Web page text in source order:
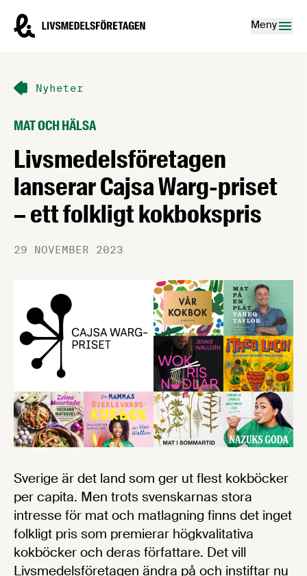
Livsmedelsföretagen – till startsidan
Meny
Nyheter
MAT OCH HÄLSA
Livsmedelsföretagen
lanserar Cajsa Warg-priset
– ett folkligt kokbokspris
29 NOVEMBER 2023
Sverige är det land som ger ut flest kokböcker
per capita. Men trots svenskarnas stora
intresse för mat och matlagning finns det inget
folkligt pris som premierar högkvalitativa
kokböcker och deras författare. Det vill
Livsmedelsföretagen ändra på och instiftar nu